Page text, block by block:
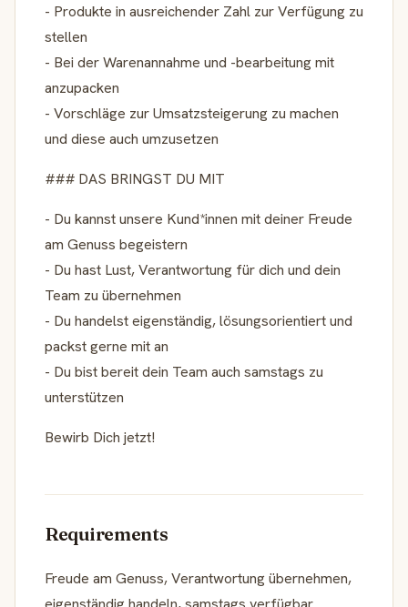
- Produkte in ausreichender Zahl zur Verfügung zu
stellen
- Bei der Warenannahme und -bearbeitung mit
anzupacken
- Vorschläge zur Umsatzsteigerung zu machen
und diese auch umzusetzen
### DAS BRINGST DU MIT
- Du kannst unsere Kund*innen mit deiner Freude
am Genuss begeistern
- Du hast Lust, Verantwortung für dich und dein
Team zu übernehmen
- Du handelst eigenständig, lösungsorientiert und
packst gerne mit an
- Du bist bereit dein Team auch samstags zu
unterstützen
Bewirb Dich jetzt!
Requirements
Freude am Genuss, Verantwortung übernehmen,